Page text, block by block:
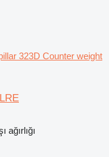
323D Counter weight